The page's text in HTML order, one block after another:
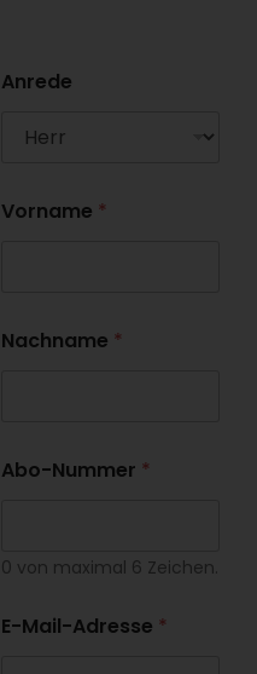
Anrede
Vorname *
Nachname *
Abo-Nummer *
0 von maximal 6 Zeichen.
E-Mail-Adresse *